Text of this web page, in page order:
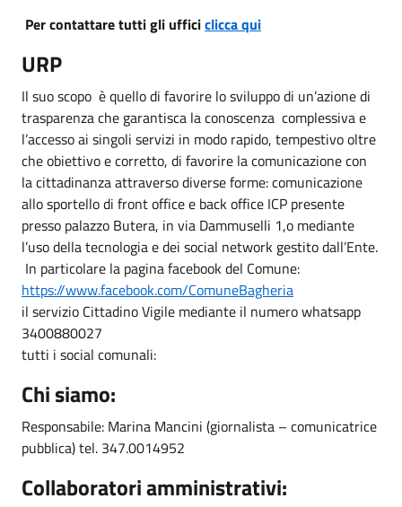
Per contattare tutti gli ufficiclicca qui
URP
Il suo scopo è quello di favorire lo sviluppo di un’azione di
trasparenza che garantisca la conoscenza complessiva e
l’accesso ai singoli servizi in modo rapido, tempestivo oltre
che obiettivo e corretto, di favorire la comunicazione con
la cittadinanza attraverso diverse forme: comunicazione
allo sportello di front office e back office ICP presente
presso palazzo Butera, in via Dammuselli 1,o mediante
l’uso della tecnologia e dei social network gestito dall’Ente.
In particolare la pagina facebook del Comune:
https://www.facebook.com/ComuneBagheria
il servizio Cittadino Vigile mediante il numero whatsapp
3400880027
tutti i social comunali:
Chi siamo:
Responsabile: Marina Mancini (giornalista – comunicatrice
pubblica) tel. 347.0014952
Collaboratori amministrativi: